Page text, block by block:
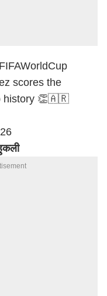
scores the
history 👏🇦🇷